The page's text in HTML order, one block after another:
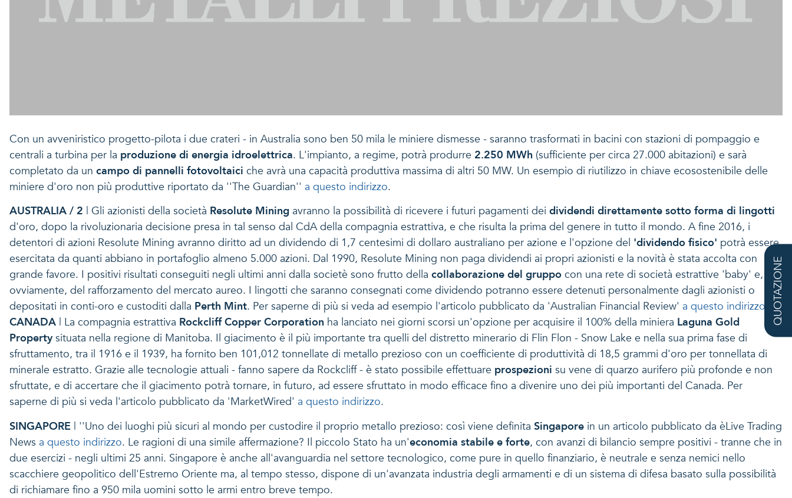
Con un avveniristico progetto-pilota i due crateri - in Australia sono ben 50 mila le miniere dismesse - saranno trasformati in bacini con stazioni di pompaggio e
centrali a turbina per la produzione di energia idroelettrica. L'impianto, a regime, potrà produrre 2.250 MWh (sufficiente per circa 27.000 abitazioni) e sarà
completato da un campo di pannelli fotovoltaici che avrà una capacità produttiva massima di altri 50 MW. Un esempio di riutilizzo in chiave ecosostenibile delle
miniere d'oro non più produttive riportato da ''The Guardian'' a questo indirizzo.
AUSTRALIA / 2 | Gli azionisti della società Resolute Mining avranno la possibilità di ricevere i futuri pagamenti dei dividendi direttamente sotto forma di lingotti
d'oro, dopo la rivoluzionaria decisione presa in tal senso dal CdA della compagnia estrattiva, e che risulta la prima del genere in tutto il mondo. A fine 2016, i
detentori di azioni Resolute Mining avranno diritto ad un dividendo di 1,7 centesimi di dollaro australiano per azione e l'opzione del 'dividendo fisico' potrà essere
esercitata da quanti abbiano in portafoglio almeno 5.000 azioni. Dal 1990, Resolute Mining non paga dividendi ai propri azionisti e la novità è stata accolta con
grande favore. I positivi risultati conseguiti negli ultimi anni dalla societè sono frutto della collaborazione del gruppo con una rete di società estrattive 'baby' e,
ovviamente, del rafforzamento del mercato aureo. I lingotti che saranno consegnati come dividendo potranno essere detenuti personalmente dagli azionisti o
depositati in conti-oro e custoditi dalla Perth Mint. Per saperne di più si veda ad esempio l'articolo pubblicato da 'Australian Financial Review' a questo indirizzo
CANADA | La compagnia estrattiva Rockcliff Copper Corporation ha lanciato nei giorni scorsi un'opzione per acquisire il 100% della miniera Laguna Gold
Propertysituata nella regione di Manitoba. Il giacimento è il più importante tra quelli del distretto minerario di Flin Flon - Snow Lake e nella sua prima fase di
sfruttamento, tra il 1916 e il 1939, ha fornito ben 101,012 tonnellate di metallo prezioso con un coefficiente di produttività di 18,5 grammi d'oro per tonnellata di
minerale estratto. Grazie alle tecnologie attuali - fanno sapere da Rockcliff - è stato possibile effettuare prospezioni su vene di quarzo aurifero più profonde e non
sfruttate, e di accertare che il giacimento potrà tornare, in futuro, ad essere sfruttato in modo efficace fino a divenire uno dei più importanti del Canada. Per
saperne di più si veda l'articolo pubblicato da 'MarketWired' a questo indirizzo.
SINGAPORE | ''Uno dei luoghi più sicuri al mondo per custodire il proprio metallo prezioso: così viene definita Singapore in un articolo pubblicato da èLive Trading
News a questo indirizzo. Le ragioni di una simile affermazione? Il piccolo Stato ha un'economia stabile e forte, con avanzi di bilancio sempre positivi - tranne che in
due esercizi - negli ultimi 25 anni. Singapore è anche all'avanguardia nel settore tecnologico, come pure in quello finanziario, è neutrale e senza nemici nello
scacchiere geopolitico dell'Estremo Oriente ma, al tempo stesso, dispone di un'avanzata industria degli armamenti e di un sistema di difesa basato sulla possibilità
di richiamare fino a 950 mila uomini sotto le armi entro breve tempo.
QUOTAZIONE